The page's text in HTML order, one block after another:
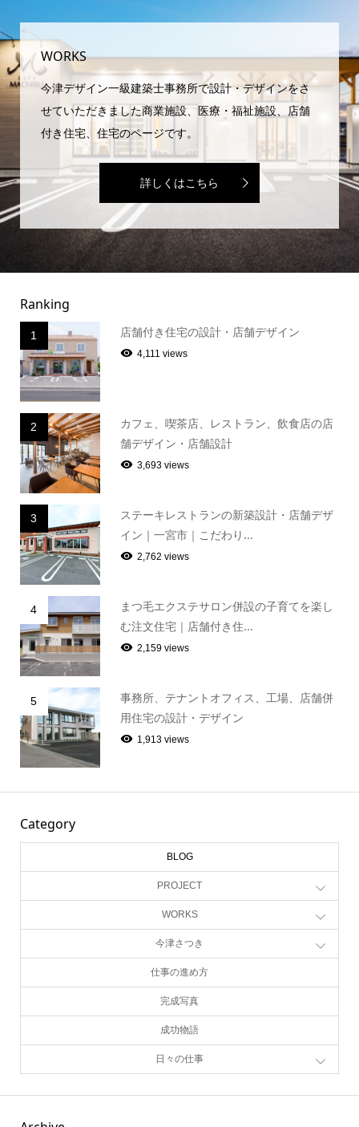
WORKS
今津デザイン一級建築士事務所で設計・デザインをさ
せていただきました商業施設、医療・福祉施設、店舗
付き住宅、住宅のページです。
詳しくはこちら
Ranking
1 店舗付き住宅の設計・店舗デザイン
4,111 views
2
カフェ、喫茶店、レストラン、飲食店の店
舗デザイン・店舗設計
3,693 views
3
ステーキレストランの新築設計・店舗デザ
イン｜一宮市｜こだわり...
2,762 views
4
まつ毛エクステサロン併設の子育てを楽し
む注文住宅｜店舗付き住...
2,159 views
5
事務所、テナントオフィス、工場、店舗併
用住宅の設計・デザイン
1,913 views
Category
BLOG
PROJECT
WORKS
今津さつき
仕事の進め方
完成写真
成功物語
日々の仕事